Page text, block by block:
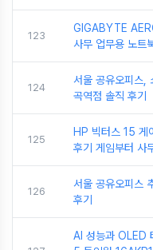
123
GIGABYTE
사무 업무용 노트
124
서울 공유오피스,
곡역점 솔직 후기
125
HP 빅터스 15
후기 게임부터 사
126
서울 공유오피스
후기
AI 성능과 OLED